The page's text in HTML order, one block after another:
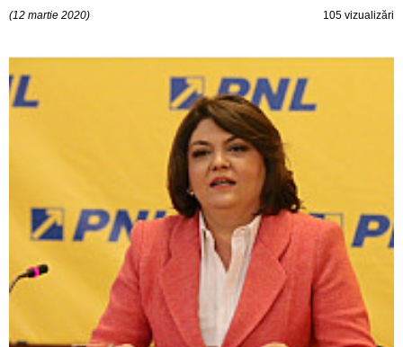
(12 martie 2020) 105 vizualizări